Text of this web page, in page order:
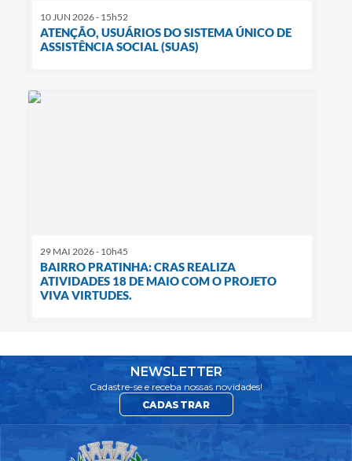
10 JUN 2026 - 15h52
ATENÇÃO, USUÁRIOS DO SISTEMA ÚNICO DE
ASSISTÊNCIA SOCIAL (SUAS)
29 MAI 2026 - 10h45
BAIRRO PRATINHA: CRAS REALIZA
ATIVIDADES 18 DE MAIO COM O PROJETO
VIVA VIRTUDES.
NEWSLETTER
Cadastre-se e receba nossas novidades!
CADASTRAR